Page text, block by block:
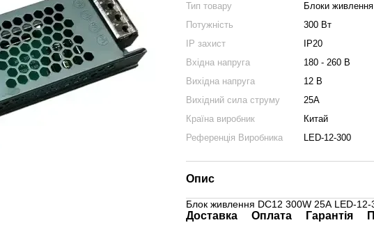
Тип товару
Блоки живлення
Потужність
300 Вт
IP захист
IP20
Вхідна напруга
180 - 260 В
Вихідна напруга
12 В
Вихідний сила струму
25А
Країна виробник
Китай
Референція Виробника
LED-12-300
Опис
Блок живлення DC12 300W 25А LED-12-
Доставка Оплата Гарантія